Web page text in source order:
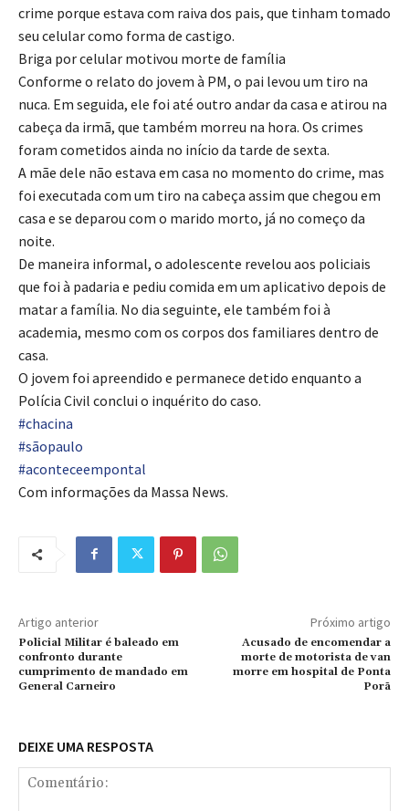
crime porque estava com raiva dos pais, que tinham tomado
seu celular como forma de castigo.
Briga por celular motivou morte de família
Conforme o relato do jovem à PM, o pai levou um tiro na
nuca. Em seguida, ele foi até outro andar da casa e atirou na
cabeça da irmã, que também morreu na hora. Os crimes
foram cometidos ainda no início da tarde de sexta.
A mãe dele não estava em casa no momento do crime, mas
foi executada com um tiro na cabeça assim que chegou em
casa e se deparou com o marido morto, já no começo da
noite.
De maneira informal, o adolescente revelou aos policiais
que foi à padaria e pediu comida em um aplicativo depois de
matar a família. No dia seguinte, ele também foi à
academia, mesmo com os corpos dos familiares dentro de
casa.
O jovem foi apreendido e permanece detido enquanto a
Polícia Civil conclui o inquérito do caso.
#chacina
#sãopaulo
#aconteceempontal
Com informações da Massa News.
Artigo anterior
Policial Militar é baleado em
confronto durante
cumprimento de mandado em
General Carneiro
Próximo artigo
Acusado de encomendar a
morte de motorista de van
morre em hospital de Ponta
Porã
DEIXE UMA RESPOSTA